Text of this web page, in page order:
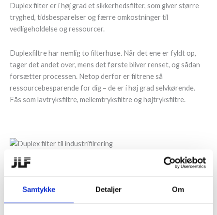
Samtykke Detaljer Om
Duplex filter er i høj grad et sikkerhedsfilter, som giver større
tryghed, tidsbesparelser og færre omkostninger til
vedligeholdelse og ressourcer.
Duplexfiltre har nemlig to filterhuse. Når det ene er fyldt op,
tager det andet over, mens det første bliver renset, og sådan
forsætter processen. Netop derfor er filtrene så
ressourcebesparende for dig – de er i høj grad selvkørende.
Fås som lavtryksfiltre, mellemtryksfiltre og højtryksfiltre.
Køb dit Duplex filter her